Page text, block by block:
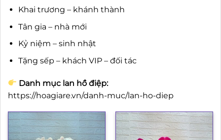
Khai trương – khánh thành
Tân gia – nhà mới
Kỷ niệm – sinh nhật
Tặng sếp – khách VIP – đối tác
Danh mục lan hồ điệp:
https://hoagiare.vn/danh-muc/lan-ho-diep